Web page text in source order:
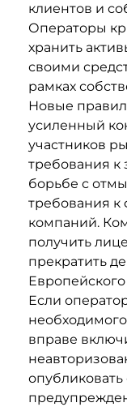
клиентов и
Операторы
хранить
своими
рамках
Новые
усиленный
участников
требования к
борьбе с
требования к
компаний.
получить
прекратить
Если
вправе